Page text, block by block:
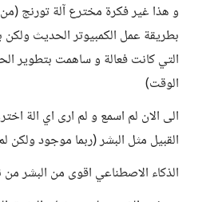
و هذا غير فكرة مخترع آلة تورنج
بطريقة عمل الكمبيوتر الحديث ولكن
التي كانت فعالة و ساهمت بتطوير
الوقت)
الى الان لم اسمع و لم ارى اي الة
القبيل مثل البشر (ربما موجود ولكن
الذكاء الاصطناعي اقوى من البشر من